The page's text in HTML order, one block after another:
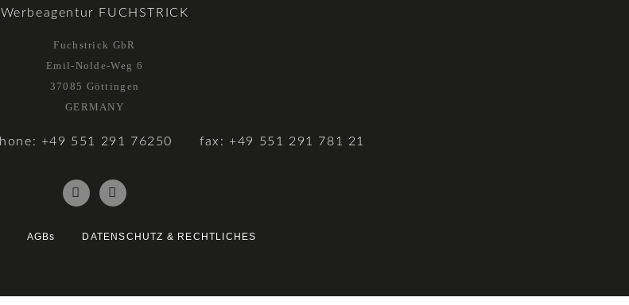
Werbeagentur FUCHSTRICK
Fuchstrick GbR
Emil-Nolde-Weg 6
37085 Göttingen
GERMANY
+49 551 291 76250 fax: +49 551 291 781 21
AGBs DATENSCHUTZ & RECHTLICHES